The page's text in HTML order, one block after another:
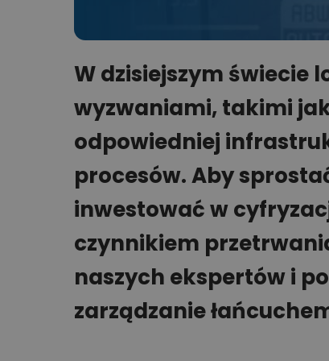
W dzisiejszym świecie
wyzwaniami, takimi
odpowiedniej
procesów. Aby
inwestować w
czynnikiem
naszych ekspertów i
zarządzanie